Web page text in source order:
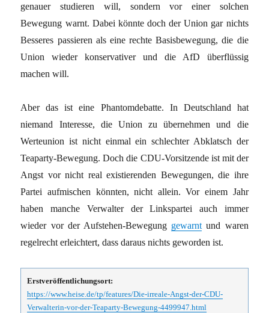
genauer studieren will, sondern vor einer solchen
Bewegung warnt. Dabei könnte doch der Union gar nichts
Besseres passieren als eine rechte Basisbewegung, die die
Union wieder konservativer und die AfD überflüssig
machen will.
Aber das ist eine Phantomdebatte. In Deutschland hat
niemand Interesse, die Union zu übernehmen und die
Werteunion ist nicht einmal ein schlechter Abklatsch der
Teaparty-Bewegung. Doch die CDU-Vorsitzende ist mit der
Angst vor nicht real existierenden Bewegungen, die ihre
Partei aufmischen könnten, nicht allein. Vor einem Jahr
haben manche Verwalter der Linkspartei auch immer
wieder vor der Aufstehen-Bewegung gewarnt und waren
regelrecht erleichtert, dass daraus nichts geworden ist.
Erstveröffentlichungsort:
https://www.heise.de/tp/features/Die-irreale-Angst-der-CDU-
Verwalterin-vor-der-Teaparty-Bewegung-4499947.html